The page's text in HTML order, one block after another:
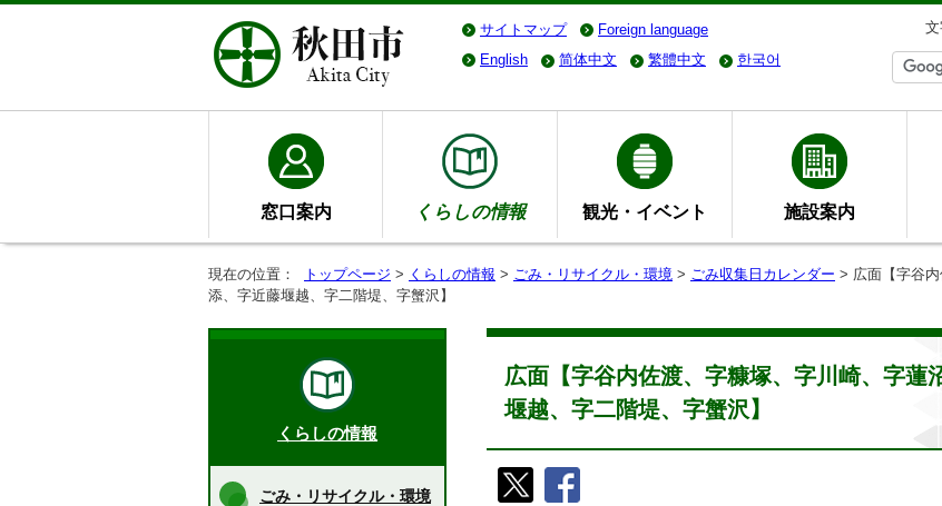
サイトマップ Foreign language
English
简体中文 繁體中文 한국어
窓口案内 くらしの情報 観光・イベント 施設案内
現在の位置： トップページ > くらしの情報 > ごみ・リサイクル・環境 > ごみ収集日カレンダー > 広面【字谷
添、字近藤堰越、字二階堤、字蟹沢】
広面【字谷内佐渡、字糠塚、字川崎、字蓮
堰越、字二階堤、字蟹沢】
くらしの情報
ごみ・リサイクル・環境